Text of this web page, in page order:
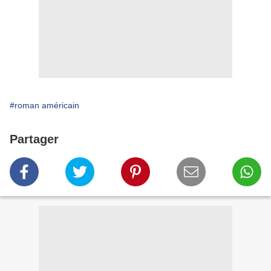
#roman américain
Partager